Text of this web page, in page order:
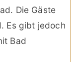
Die Gäste
Es gibt jedoch
Bad